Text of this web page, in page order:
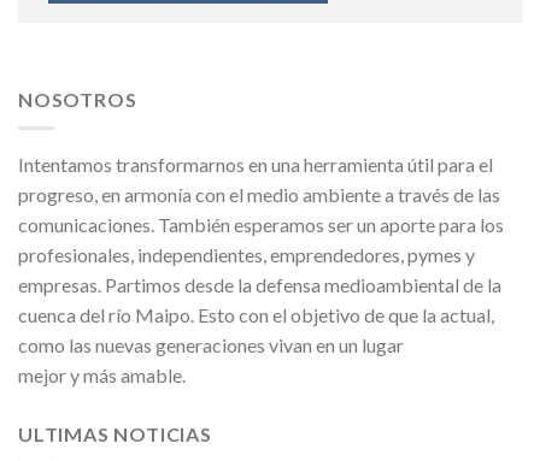
NOSOTROS
Intentamos transformarnos en una herramienta útil para el
progreso, en armonía con el medio ambiente a través de las
comunicaciones. También esperamos ser un aporte para los
profesionales, independientes, emprendedores, pymes y
empresas. Partimos desde la defensa medioambiental de la
cuenca del río Maipo. Esto con el objetivo de que la actual,
como las nuevas generaciones vivan en un lugar
mejor y más amable.
ULTIMAS NOTICIAS